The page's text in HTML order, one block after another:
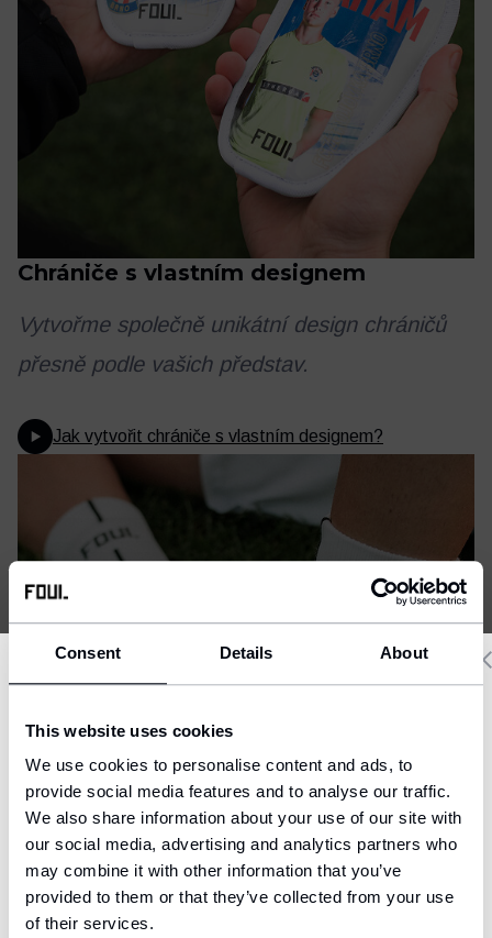
Consent Details About
This website uses cookies
We use cookies to personalise content and ads, to
provide social media features and to analyse our traffic.
We also share information about your use of our site with
our social media, advertising and analytics partners who
may combine it with other information that you’ve
provided to them or that they’ve collected from your use
of their services.
Chrániče s vlastním designem
Vytvořme společně unikátní design chráničů
přesně podle vašich představ.
Jak vytvořit chrániče s vlastním designem?
your location.
United States (USD)
Ship to
English
Language